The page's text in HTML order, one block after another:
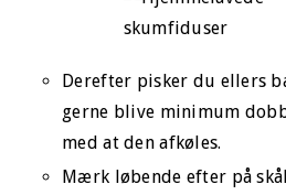
Derefter pisker du ellers
gerne blive minimum
med at den afkøles.
Mærk løbende efter på